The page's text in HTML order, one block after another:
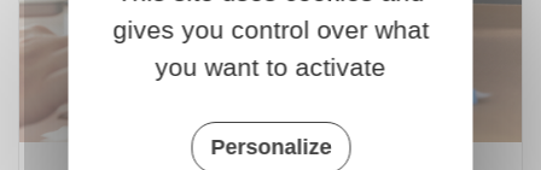
gives you control over what
you want to activate
Personalize